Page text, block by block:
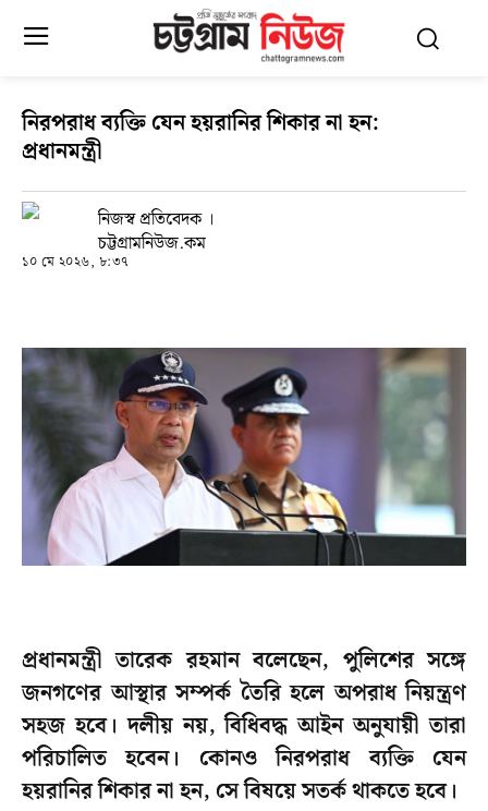
নিরপরাধ ব্যক্তি যেন হয়রানির শিকার না হন:
প্রধানমন্ত্রী
নিজস্ব প্রতিবেদক ।
চট্টগ্রামনিউজ.কম
১০ মে ২০২৬, ৮:৩৭
প্রধানমন্ত্রী তারেক রহমান বলেছেন, পুলিশের সঙ্গে
জনগণের আস্থার সম্পর্ক তৈরি হলে অপরাধ নিয়ন্ত্রণ
সহজ হবে। দলীয় নয়, বিধিবদ্ধ আইন অনুযায়ী তারা
পরিচালিত হবেন। কোনও নিরপরাধ ব্যক্তি যেন
হয়রানির শিকার না হন, সে বিষয়ে সতর্ক থাকতে হবে।